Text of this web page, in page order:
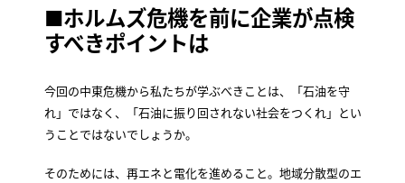
■ホルムズ危機を前に企業が点検
すべきポイントは
今回の中東危機から私たちが学ぶべきことは、「石油を守
れ」ではなく、「石油に振り回されない社会をつくれ」とい
うことではないでしょうか。
そのためには、再エネと電化を進めること。地域分散型のエ